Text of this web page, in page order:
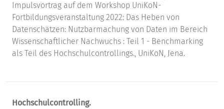
Impulsvortrag auf dem Workshop UniKoN-
Fortbildungsveranstaltung 2022: Das Heben von
Datenschätzen: Nutzbarmachung von Daten im Bereich
Wissenschaftlicher Nachwuchs : Teil 1 - Benchmarking
als Teil des Hochschulcontrollings., UniKoN, Jena.
Hochschulcontrolling.